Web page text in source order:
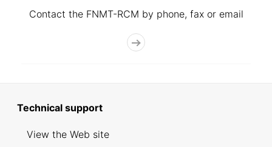
Contact the FNMT-RCM by phone, fax or email
Technical support
View the Web site